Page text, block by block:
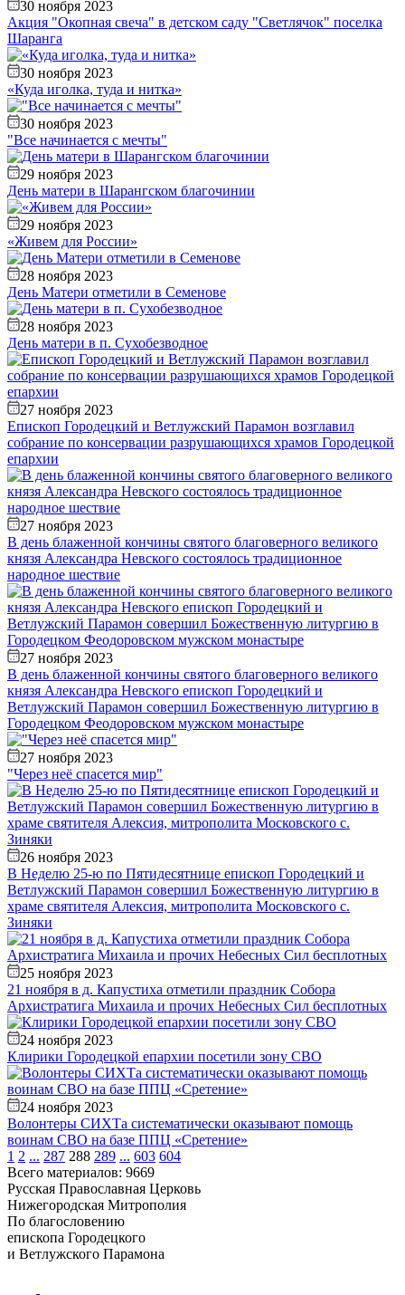
30 ноября 2023
Акция "Окопная свеча" в детском саду "Светлячок" поселка
Шаранга
30 ноября 2023
«Куда иголка, туда и нитка»
30 ноября 2023
"Все начинается с мечты"
29 ноября 2023
День матери в Шарангском благочинии
29 ноября 2023
«Живем для России»
28 ноября 2023
День Матери отметили в Семенове
28 ноября 2023
День матери в п. Сухобезводное
27 ноября 2023
Епископ Городецкий и Ветлужский Парамон возглавил
собрание по консервации разрушающихся храмов Городецкой
епархии
27 ноября 2023
В день блаженной кончины святого благоверного великого
князя Александра Невского состоялось традиционное
народное шествие
27 ноября 2023
В день блаженной кончины святого благоверного великого
князя Александра Невского епископ Городецкий и
Ветлужский Парамон совершил Божественную литургию в
Городецком Феодоровском мужском монастыре
27 ноября 2023
"Через неё спасется мир"
26 ноября 2023
В Неделю 25-ю по Пятидесятнице епископ Городецкий и
Ветлужский Парамон совершил Божественную литургию в
храме святителя Алексия, митрополита Московского с.
Зиняки
25 ноября 2023
21 ноября в д. Капустиха отметили праздник Собора
Архистратига Михаила и прочих Небесных Сил бесплотных
24 ноября 2023
Клирики Городецкой епархии посетили зону СВО
24 ноября 2023
Волонтеры СИХТа систематически оказывают помощь
воинам СВО на базе ППЦ «Сретение»
1 2 ... 287 288 289 ... 603 604
Всего материалов: 9669
Русская Православная Церковь
Нижегородская Митрополия
По благословению
епископа Городецкого
и Ветлужского Парамона